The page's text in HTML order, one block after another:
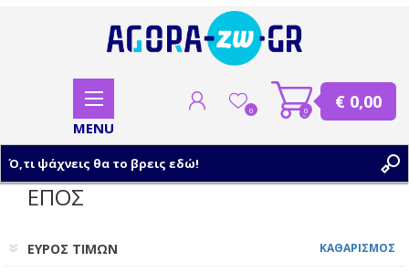
ΣΥΝΔΕΣΗ
0 0 € 0,00
ΕΠΟΣ
ΕΥΡΟΣ ΤΙΜΩΝ ΚΑΘΑΡΙΣΜΟΣ